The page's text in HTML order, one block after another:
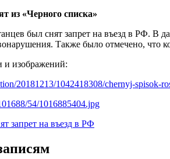
из «Черного списка»
был снят запрет на въезд в РФ. В
Также было отмечено, что
изображений:
20181213/1042418308/chernyj-spisok-
54/1016885404.jpg
запрет на въезд в РФ